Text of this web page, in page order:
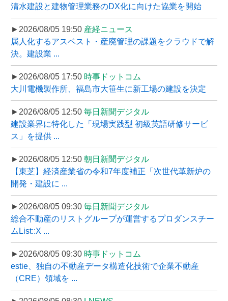
清水建設と建物管理業務のDX化に向けた協業を開始
►2026/08/05 19:50 産経ニュース
属人化するアスベスト・産廃管理の課題をクラウドで解
決。建設業 ...
►2026/08/05 17:50 時事ドットコム
大川電機製作所、福島市大笹生に新工場の建設を決定
►2026/08/05 12:50 毎日新聞デジタル
建設業界に特化した「現場実践型 初級英語研修サービ
ス」を提供 ...
►2026/08/05 12:50 朝日新聞デジタル
【東芝】経済産業省の令和7年度補正「次世代革新炉の
開発・建設に ...
►2026/08/05 09:30 毎日新聞デジタル
総合不動産のリストグループが運営するプロダンスチー
ムList::X ...
►2026/08/05 09:30 時事ドットコム
estie、独自の不動産データ構造化技術で企業不動産
（CRE）領域を ...